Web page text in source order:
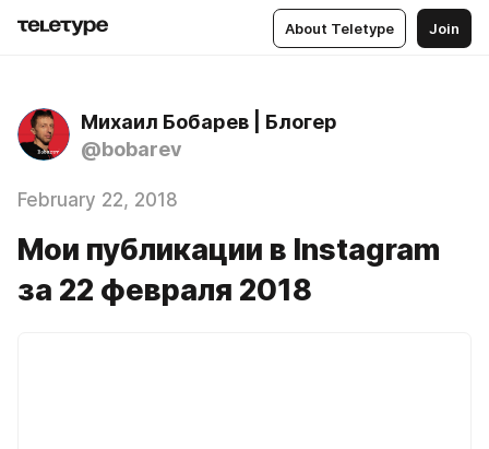
About Teletype Join
Михаил Бобарев | Блогер
@bobarev
February 22, 2018
Мои публикации в Instagram
за 22 февраля 2018